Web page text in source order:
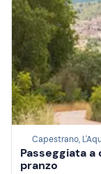
Capestrano,
Passeggiata a
pranzo